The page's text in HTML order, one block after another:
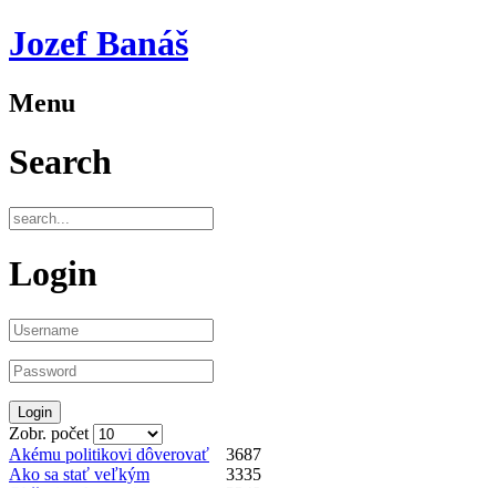
Jozef Banáš
Menu
Search
Login
Zobr. počet
Akému politikovi dôverovať
3687
Ako sa stať veľkým
3335